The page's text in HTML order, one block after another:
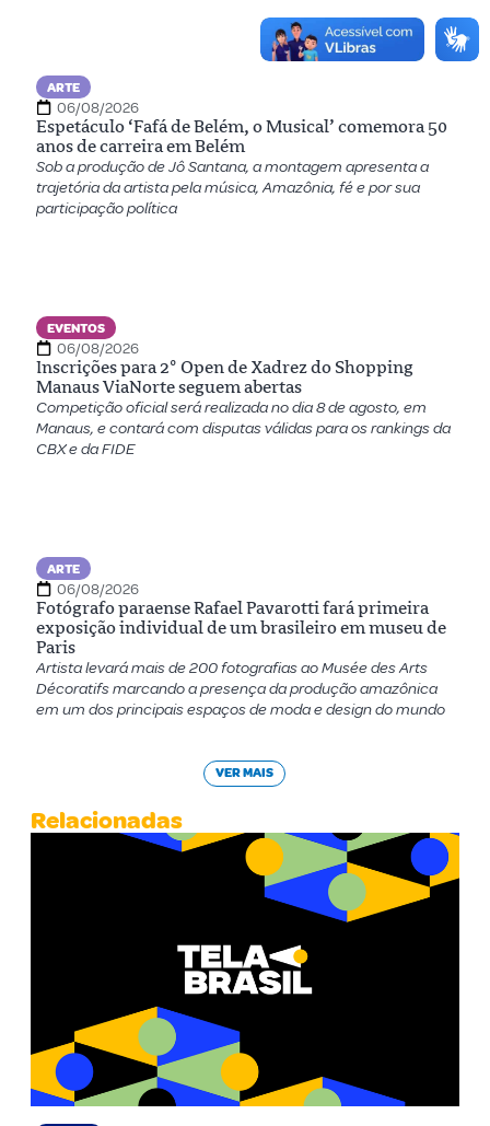
ARTE
06/08/2026
Espetáculo ‘Fafá de Belém, o Musical’ comemora 50
anos de carreira em Belém
Sob a produção de Jô Santana, a montagem apresenta a
trajetória da artista pela música, Amazônia, fé e por sua
participação política
EVENTOS
06/08/2026
Inscrições para 2º Open de Xadrez do Shopping
Manaus ViaNorte seguem abertas
Competição oficial será realizada no dia 8 de agosto, em
Manaus, e contará com disputas válidas para os rankings da
CBX e da FIDE
ARTE
06/08/2026
Fotógrafo paraense Rafael Pavarotti fará primeira
exposição individual de um brasileiro em museu de
Paris
Artista levará mais de 200 fotografias ao Musée des Arts
Décoratifs marcando a presença da produção amazônica
em um dos principais espaços de moda e design do mundo
VER MAIS
Relacionadas